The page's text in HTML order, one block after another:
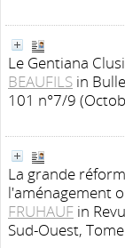
Le Gentiana
BEAUFILS in
101 n°7/9
La grande
l'aménagement
FRUHAUF in
Sud-Ouest,